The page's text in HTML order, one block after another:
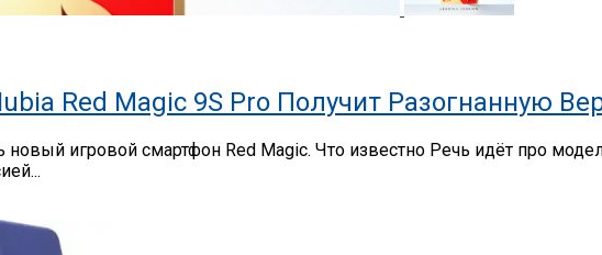
Red Magic 9S Pro Получит Разогнанную
новый игровой смартфон Red Magic. Что известно Речь идёт про